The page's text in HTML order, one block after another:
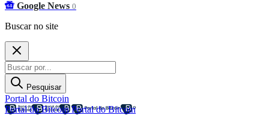
Google News 0
Buscar no site
Pesquisar
Portal do Bitcoin
Portal do BitcoinPortal do Bitcoin